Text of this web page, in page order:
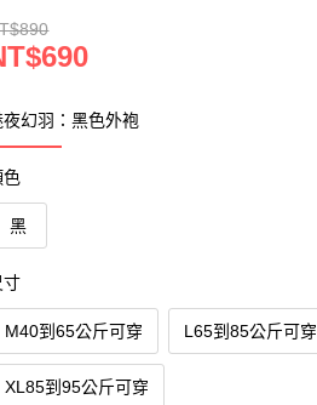
夜幻羽：黑色外袍
色
黑
寸
M40到65公斤可穿 L65到85公斤可穿
XL85到95公斤可穿